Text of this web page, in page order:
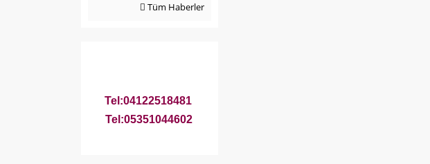
Tüm Haberler
Tel:04122518481
Tel:05351044602